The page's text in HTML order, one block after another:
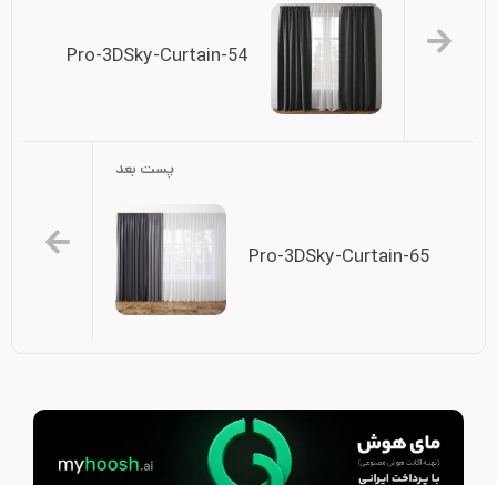
Pro-3DSky-Curtain-54
پست بعد
Pro-3DSky-Curtain-65